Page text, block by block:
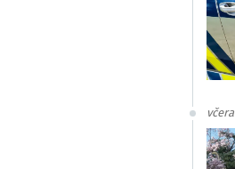
včera